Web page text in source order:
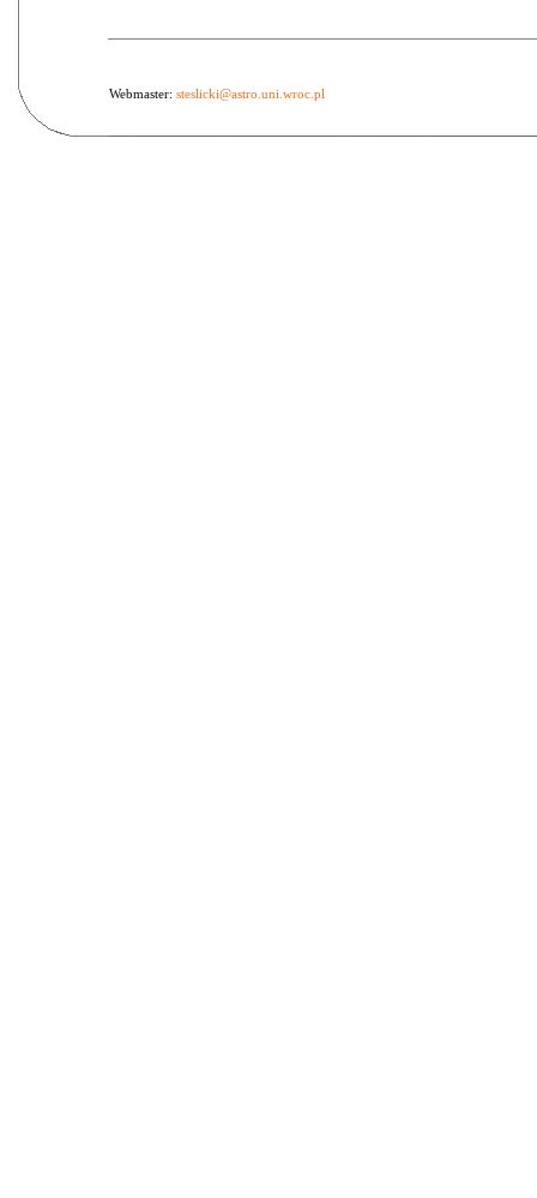
Webmaster: steslicki@astro.uni.wroc.pl